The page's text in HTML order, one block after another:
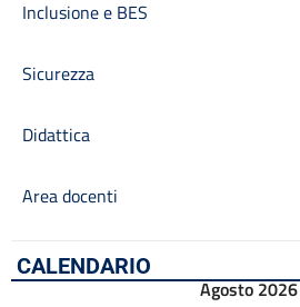
Inclusione e BES
Sicurezza
Didattica
Area docenti
CALENDARIO
Agosto 2026